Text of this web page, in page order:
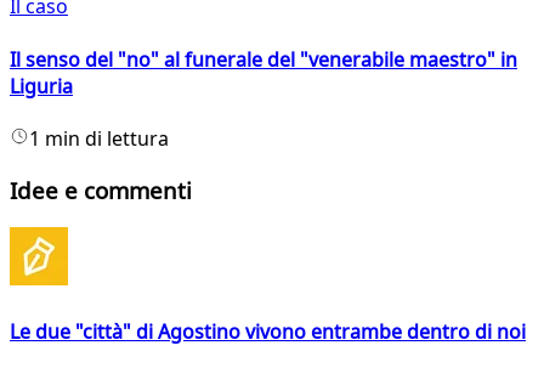
Il caso
Il senso del "no" al funerale del "venerabile maestro" in
Liguria
1 min di lettura
Idee e commenti
Le due "città" di Agostino vivono entrambe dentro di noi